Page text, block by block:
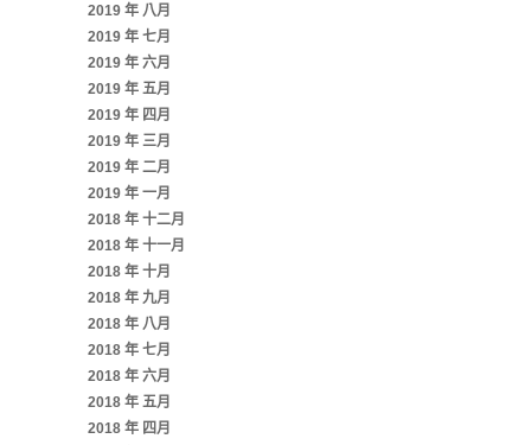
2019 年 八月
2019 年 七月
2019 年 六月
2019 年 五月
2019 年 四月
2019 年 三月
2019 年 二月
2019 年 一月
2018 年 十二月
2018 年 十一月
2018 年 十月
2018 年 九月
2018 年 八月
2018 年 七月
2018 年 六月
2018 年 五月
2018 年 四月